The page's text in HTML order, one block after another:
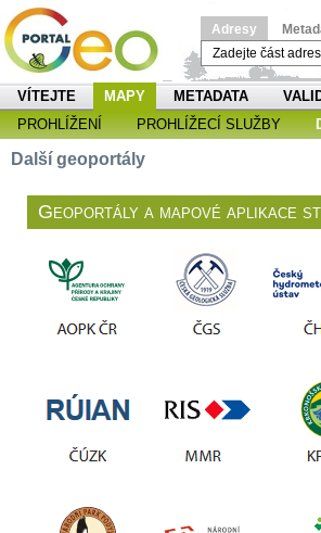
Adresy
VÍTEJTE MAPY METADATA
PROHLÍŽENÍ
PROHLÍŽECÍ SLUŽBY
Další geoportály
Geoportály a mapové aplikace